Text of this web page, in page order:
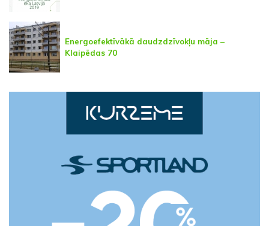
Energoefektīvākā daudzdzīvokļu māja –
Klaipēdas 70